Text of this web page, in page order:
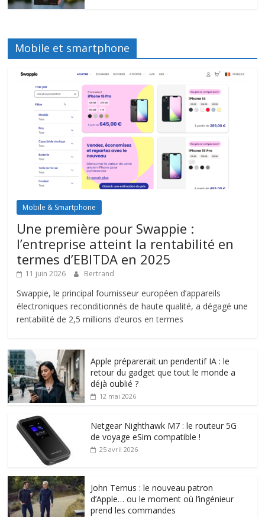
Mobile et smartphone
Mobile & Smartphone
Une première pour Swappie :
l’entreprise atteint la rentabilité en
termes d’EBITDA en 2025
11 juin 2026 Bertrand
Swappie, le principal fournisseur européen d’appareils
électroniques reconditionnés de haute qualité, a dégagé une
rentabilité de 2,5 millions d’euros en termes
Apple préparerait un pendentif IA : le
retour du gadget que tout le monde a
déjà oublié ?
12 mai 2026
Netgear Nighthawk M7 : le routeur 5G
de voyage eSim compatible !
25 avril 2026
John Ternus : le nouveau patron
d’Apple… ou le moment où l’ingénieur
prend les commandes